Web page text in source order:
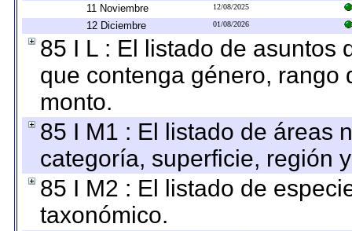
11 Noviembre 12/08/2025
12 Diciembre 01/08/2026
85 I L : El listado de asuntos
que contenga género, rango
monto.
85 I M1 : El listado de áreas
categoría, superficie, región
85 I M2 : El listado de
taxonómico.